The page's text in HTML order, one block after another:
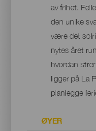
av frihet.
den unike
være det
nytes året
hvordan
ligger på La
planlegge
ØYER